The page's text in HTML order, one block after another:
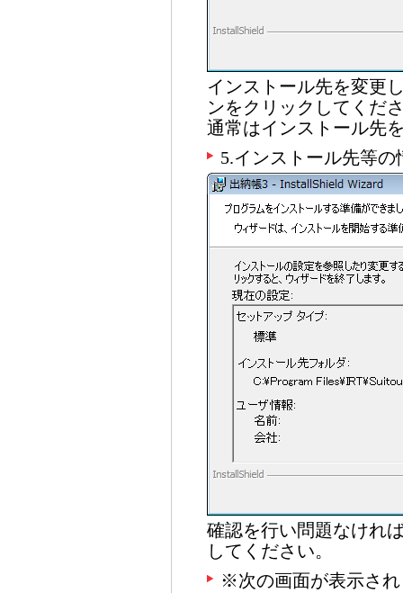
インストール先を変更
ンをクリックしてくだ
通常はインストール先
5.インストール先等
確認を行い問題なけれ
してください。
※次の画面が表示さ